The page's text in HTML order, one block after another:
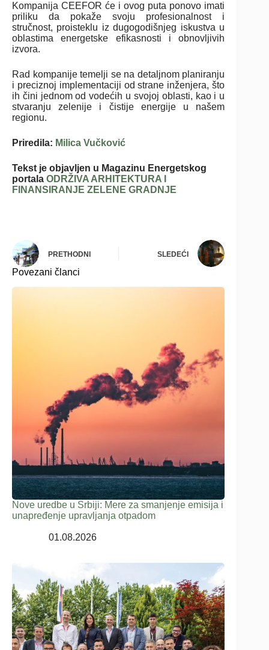
Kompanija CEEFOR će i ovog puta ponovo imati
priliku da pokaže svoju profesionalnost i
stručnost, proisteklu iz dugogodišnjeg iskustva u
oblastima energetske efikasnosti i obnovljivih
izvora.
Rad kompanije temelji se na detaljnom planiranju
i preciznoj implementaciji od strane inženjera, što
ih čini jednom od vodećih u svojoj oblasti, kao i u
stvaranju zelenije i čistije energije u našem
regionu.
Priredila: Milica Vučković
Tekst je objavljen u Magazinu Energetskog
portala ODRŽIVA ARHITEKTURA I
FINANSIRANJE ZELENE GRADNJE
PRETHODNI SLEDEĆI
Povezani članci
Nove uredbe u Srbiji: Mere za smanjenje emisija i
unapređenje upravljanja otpadom
01.08.2026